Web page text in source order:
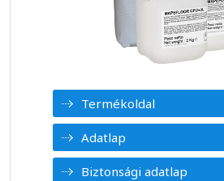
Termékoldal
Adatlap
Biztonsági adatlap